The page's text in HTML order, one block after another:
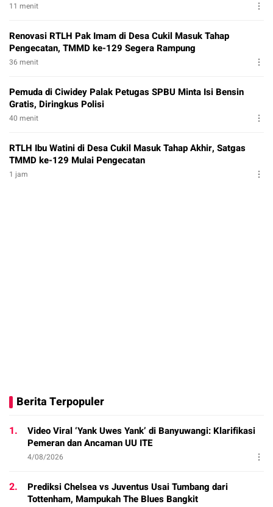
11 menit
Renovasi RTLH Pak Imam di Desa Cukil Masuk Tahap
Pengecatan, TMMD ke-129 Segera Rampung
36 menit
Pemuda di Ciwidey Palak Petugas SPBU Minta Isi Bensin
Gratis, Diringkus Polisi
40 menit
RTLH Ibu Watini di Desa Cukil Masuk Tahap Akhir, Satgas
TMMD ke-129 Mulai Pengecatan
1 jam
Berita Terpopuler
1.
Video Viral ‘Yank Uwes Yank’ di Banyuwangi: Klarifikasi
Pemeran dan Ancaman UU ITE
4/08/2026
2.
Prediksi Chelsea vs Juventus Usai Tumbang dari
Tottenham, Mampukah The Blues Bangkit